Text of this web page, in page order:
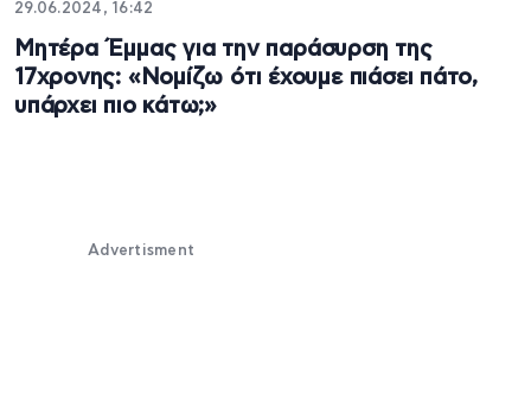
29.06.2024, 16:42
Μητέρα Έμμας για την παράσυρση της
17χρονης: «Νομίζω ότι έχουμε πιάσει πάτο,
υπάρχει πιο κάτω;»
Advertisment